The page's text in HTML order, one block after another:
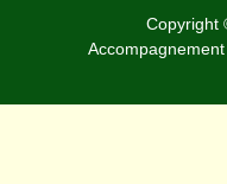
Copyright